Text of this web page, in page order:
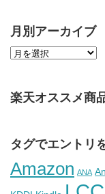
月別アーカイブ
楽天オススメ商
タグでエントリ
Amazon ANA